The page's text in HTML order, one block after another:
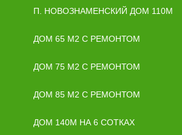
П. НОВОЗНАМЕНСКИЙ ДОМ 110М
ДОМ 65 М2 С РЕМОНТОМ
ДОМ 75 М2 С РЕМОНТОМ
ДОМ 85 М2 С РЕМОНТОМ
ДОМ 140М НА 6 СОТКАХ